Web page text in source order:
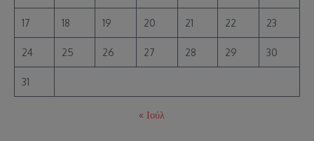
17 18 19 20 21 22 23
24 25 26 27 28 29 30
31
« Ιούλ